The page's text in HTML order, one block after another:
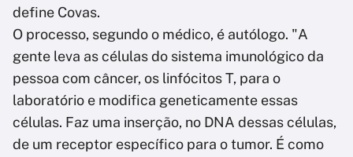
define Covas.
O processo, segundo o médico, é autólogo. "A
gente leva as células do sistema imunológico da
pessoa com câncer, os linfócitos T, para o
laboratório e modifica geneticamente essas
células. Faz uma inserção, no DNA dessas células,
de um receptor específico para o tumor. É como